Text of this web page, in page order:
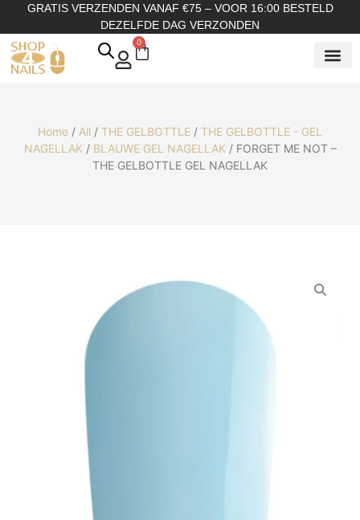
GRATIS VERZENDEN VANAF €75 – VOOR 16:00 BESTELD
DEZELFDE DAG VERZONDEN
0
Home / All / THE GELBOTTLE / THE GELBOTTLE - GEL
NAGELLAK / BLAUWE GEL NAGELLAK / FORGET ME NOT –
THE GELBOTTLE GEL NAGELLAK